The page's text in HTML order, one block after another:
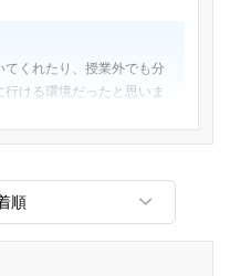
くれたり、授業外でも分
行ける環境だったと思いま
とができる。
思った。コストパフォー